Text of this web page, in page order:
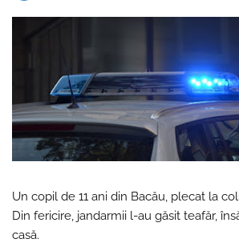
Un copil de 11 ani din Bacău, plecat la
Din fericire, jandarmii l-au găsit teafăr,
casă.